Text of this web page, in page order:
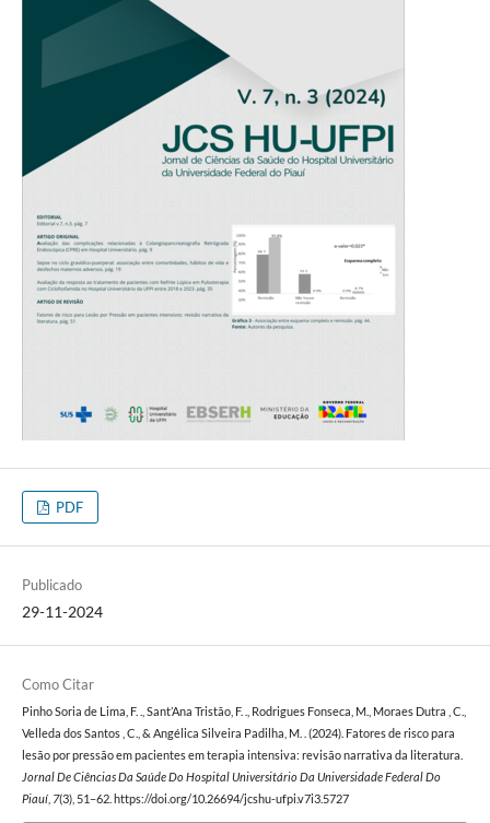
PDF
Publicado
29-11-2024
Como Citar
Pinho Soria de Lima, F. ., Sant’Ana Tristão, F. ., Rodrigues Fonseca, M., Moraes Dutra , C.,
Velleda dos Santos , C., & Angélica Silveira Padilha, M. . (2024). Fatores de risco para
lesão por pressão em pacientes em terapia intensiva: revisão narrativa da literatura.
Jornal De Ciências Da Saúde Do Hospital Universitário Da Universidade Federal Do
Piauí, 7(3), 51–62. https://doi.org/10.26694/jcshu-ufpi.v7i3.5727